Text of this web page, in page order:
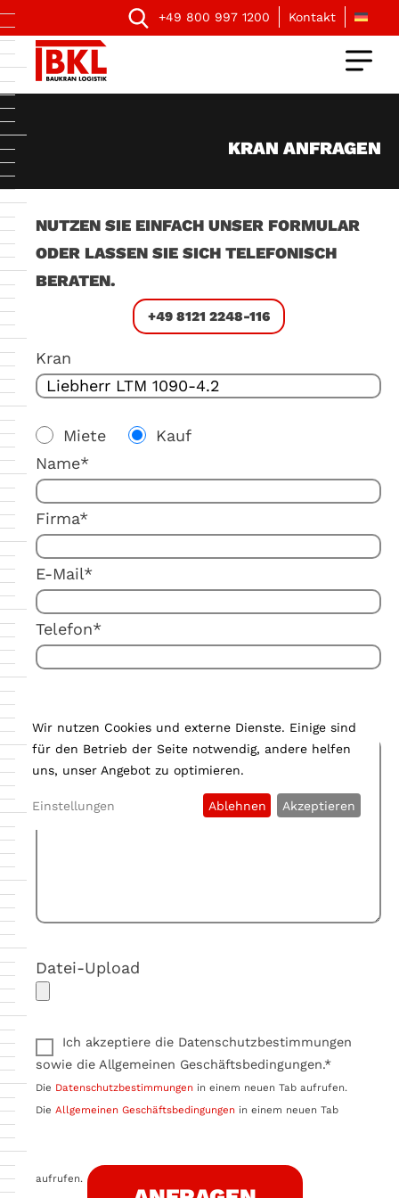
+49 800 997 1200 Kontakt
KRAN ANFRAGEN
NUTZEN SIE EINFACH UNSER FORMULAR
ODER LASSEN SIE SICH TELEFONISCH
BERATEN.
+49 8121 2248-116
Kran
Miete
Kauf
Name*
Firma*
E-Mail*
Telefon*
Ihre Anmerkung:
Datei-Upload
Ich akzeptiere die Datenschutzbestimmungen
sowie die Allgemeinen Geschäftsbedingungen.*
Die Datenschutzbestimmungen in einem neuen Tab aufrufen.
Die Allgemeinen Geschäftsbedingungen in einem neuen Tab
aufrufen.
Wir nutzen Cookies und externe Dienste. Einige sind
für den Betrieb der Seite notwendig, andere helfen
uns, unser Angebot zu optimieren.
Einstellungen Ablehnen Akzeptieren